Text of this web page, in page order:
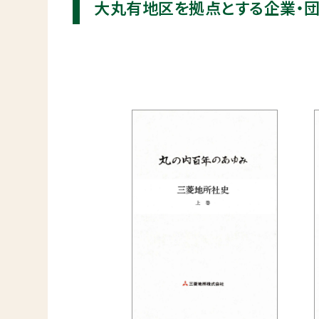
大丸有地区を拠点とする企業・